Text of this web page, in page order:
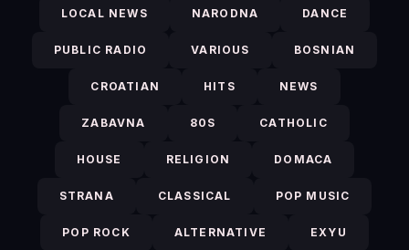
LOCAL NEWS NARODNA DANCE
PUBLIC RADIO VARIOUS BOSNIAN
CROATIAN HITS NEWS
ZABAVNA 80S CATHOLIC
HOUSE RELIGION DOMACA
STRANA CLASSICAL POP MUSIC
POP ROCK ALTERNATIVE EXYU